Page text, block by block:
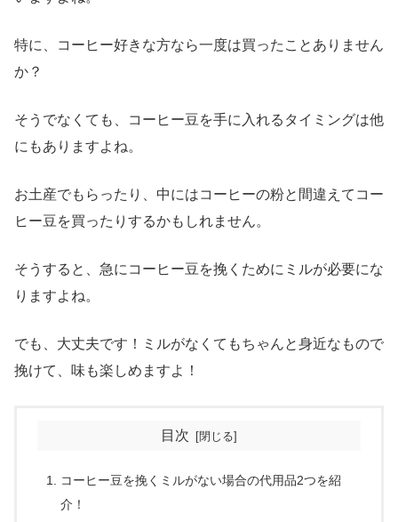
特に、コーヒー好きな方なら一度は買ったことありません
か？
そうでなくても、コーヒー豆を手に入れるタイミングは他
にもありますよね。
お土産でもらったり、中にはコーヒーの粉と間違えてコー
ヒー豆を買ったりするかもしれません。
そうすると、急にコーヒー豆を挽くためにミルが必要にな
りますよね。
でも、大丈夫です！ミルがなくてもちゃんと身近なもので
挽けて、味も楽しめますよ！
目次
コーヒー豆を挽くミルがない場合の代用品2つを紹
介！